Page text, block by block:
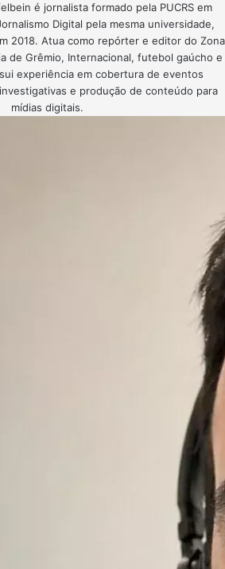
é jornalista formado pela PUCRS em
Digital pela mesma universidade,
2018. Atua como repórter e editor do Zona
de Grêmio, Internacional, futebol gaúcho e
experiência em cobertura de eventos
e produção de conteúdo para
mídias digitais.